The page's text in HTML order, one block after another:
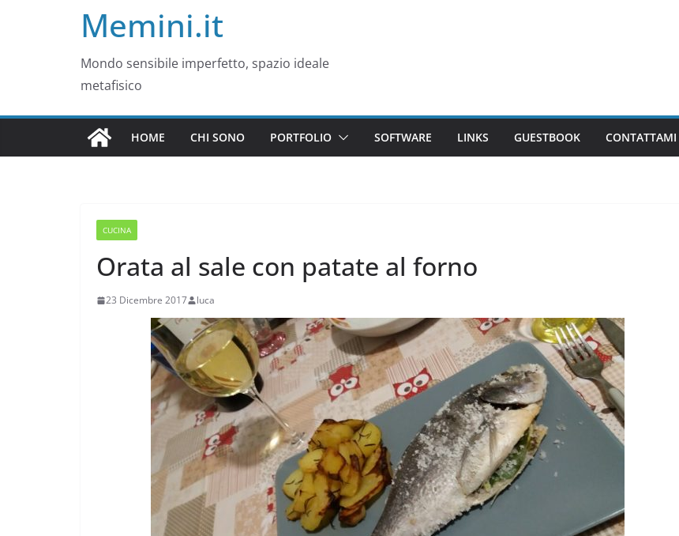
Memini.it
Mondo sensibile imperfetto, spazio ideale
metafisico
HOME CHI SONO PORTFOLIO SOFTWARE LINKS GUESTBOOK CONTATTAMI
CUCINA
Orata al sale con patate al forno
23 Dicembre 2017 luca